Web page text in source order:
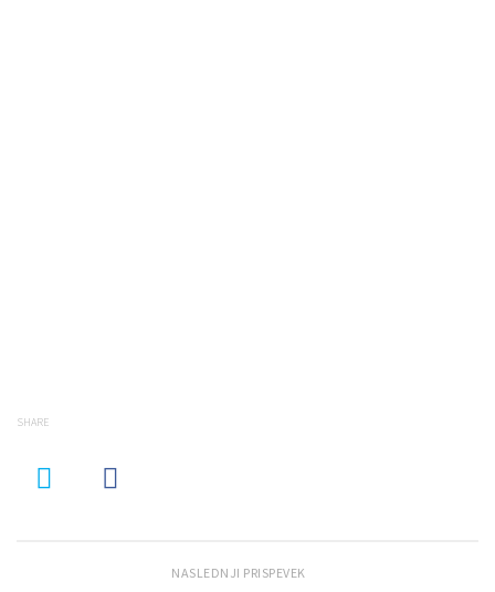
SHARE
NASLEDNJI PRISPEVEK